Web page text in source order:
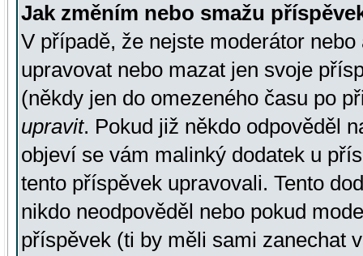
Jak změním nebo smažu
V případě, že nejste moderátor
upravovat nebo mazat jen svoje
(někdy jen do omezeného času po
upravit. Pokud již někdo odpověděl
objeví se vám malinký dodatek u
tento příspěvek upravovali. Tento
nikdo neodpověděl nebo pokud
příspěvek (ti by měli sami zanechat